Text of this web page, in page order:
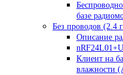
базе
Без проводов (2.4
Описание
Клиент на
влажности